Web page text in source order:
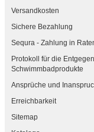
Versandkosten
Sichere Bezahlung
Sequra - Zahlung in
Protokoll für die
Schwimmbadprodukte
Ansprüche und
Erreichbarkeit
Sitemap